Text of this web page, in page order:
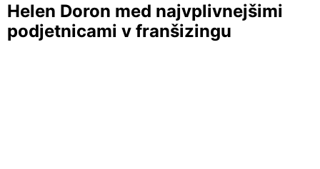
Helen Doron med najvplivnejšimi
podjetnicami v franšizingu